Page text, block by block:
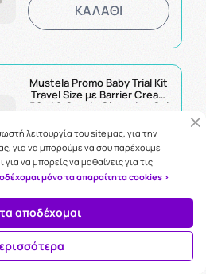
ΚΑΛΑΘΙ
Mustela Promo Baby Trial Kit
Travel Size με Barrier Cream
50ml & Gentle Cleansing Gel
Lotion 50ml & & Liniment
Diaper Change Cleanser
50ml
Η τιμή μας:
14.78€
ΚΑΛΑΘΙ
λειτουργία του site μας, για την
για να μπορούμε να σου παρέχουμε
να μπορείς να μαθαίνεις για τις
μόνο τα απαραίτητα cookies >
αποδέχομαι